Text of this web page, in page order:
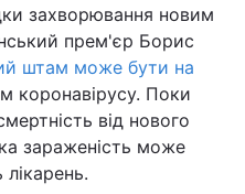
захворювання новим
прем'єр Борис
штам може бути на
коронавірусу. Поки
від нового
зараженість може